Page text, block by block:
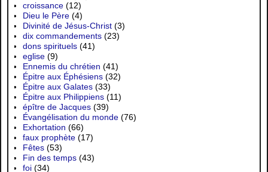
croissance (12)
Dieu le Père (4)
Divinité de Jésus-Christ (3)
dix commandements (23)
dons spirituels (41)
eglise (9)
Ennemis du chrétien (41)
Épitre aux Éphésiens (32)
Épitre aux Galates (33)
Épitre aux Philippiens (11)
épître de Jacques (39)
Évangélisation du monde (76)
Exhortation (66)
faux prophète (17)
Fêtes (53)
Fin des temps (43)
foi (34)